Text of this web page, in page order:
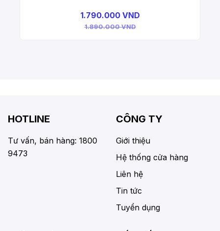
1.790.000 VND
1.890.000 VND
HOTLINE
Tư vấn, bán hàng: 1800
9473
CÔNG TY
Giới thiệu
Hệ thống cửa hàng
Liên hệ
Tin tức
Tuyển dụng